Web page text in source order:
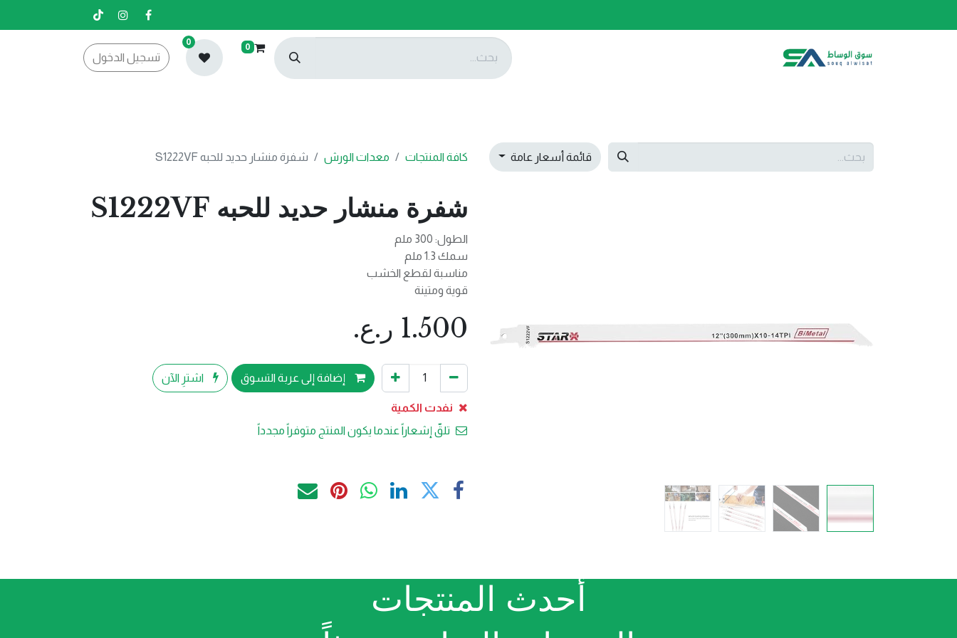
0
0
تسجيل الدخول
قائمة أسعار عامة كافة المنتجات معدات الورش شفرة منشار حديد للحبه S1222VF
شفرة منشار حديد للحبه S1222VF
الطول: 300 ملم
سمك 1.3 ملم
مناسبة لقطع الخشب
قوية ومتينة
1.500 ر.ع.
إضافة إلى عربة التسوق اشترِ الآن
نفدت الكمية
تلقّ إشعاراً عندما يكون المنتج متوفراً مجدداً
أحدث المنتجات